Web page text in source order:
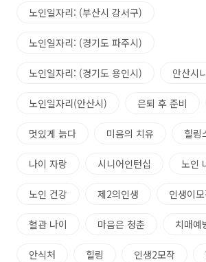
노인일자리: (부산시 강서구)
노인일자리: (경기도 파주시)
노인일자리: (경기도 용인시) 안산시
노인일자리(안산시) 은퇴 후 준비
멋있게 늙다 미음의 치유 힐링
나이 자랑 시니어인턴십 노인
노인 건강 제2의인생 인생이
혈관 나이 마음은 청춘 치매예
안식처 힐링 인생2모작